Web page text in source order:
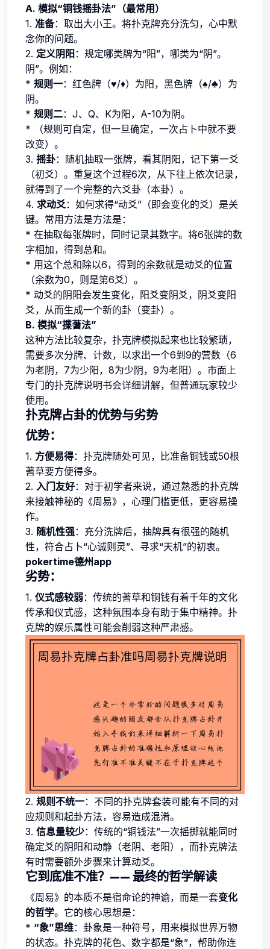
A. 模拟“铜钱摇卦法”（最常用）
1. 准备：取出大小王。将扑克牌充分洗匀，心中默
念你的问题。
2. 定义阴阳 ：规定哪类牌为“阳”，哪类为“阴”。
阴”。例如：
* 规则一：红色牌（♥/♦）为阳，黑色牌（♠/♣）为
阴。
* 规则二：J、Q、K为阳，A-10为阴。
* （规则可自定，但一旦确定，一次占卜中就不要
改变）。
3. 摇卦：随机抽取一张牌，看其阴阳，记下第一爻
（初爻）。重复这个过程6次，从下往上依次记录，
就得到了一个完整的六爻卦（本卦）。
4. 求动爻：如何求得“动爻”（即会变化的爻）是关
键。常用方法是方法是：
* 在抽取每张牌时，同时记录其数字。将6张牌的数
字相加，得到总和。
* 用这个总和除以6，得到的余数就是动爻的位置
（余数为0，则是第6爻）。
* 动爻的阴阳会发生变化，阳爻变阴爻，阴爻变阳
爻，从而生成一个新的卦（变卦）。
B. 模拟“揲蓍法”
这种方法比较复杂，扑克牌模拟起来也比较繁琐，
需要多次分牌、计数，以求出一个6到9的营数（6
为老阴，7为少阳，8为少阴，9为老阳）。市面上
专门的扑克牌说明书会详细讲解，但普通玩家较少
使用。
扑克牌占卦的优势与劣势
优势：
1. 方便易得：扑克牌随处可见，比准备铜钱或50根
蓍草要方便得多。
2. 入门友好：对于初学者来说，通过熟悉的扑克牌
来接触神秘的《周易》，心理门槛更低，更容易操
作。
3. 随机性强：充分洗牌后，抽牌具有很强的随机
性，符合占卜“心诚则灵”、寻求“天机”的初衷。
pokertime德州app
劣势：
1. 仪式感较弱：传统的蓍草和铜钱有着千年的文化
传承和仪式感，这种氛围本身有助于集中精神。扑
克牌的娱乐属性可能会削弱这种严肃感。
2. 规则不统一：不同的扑克牌套装可能有不同的对
应规则和起卦方法，容易造成混淆。
3. 信息量较少：传统的“铜钱法”一次摇掷就能同时
确定爻的阴阳和动静（老阴、老阳），而扑克牌法
有时需要额外步骤来计算动爻。
它到底准不准？—— 最终的哲学解读
《周易》的本质不是宿命论的神谕，而是一套变化
的哲学。它的核心思想是：
* “象”思维：卦象是一种符号，用来模拟世界万物
的状态。扑克牌的花色、数字都是“象”，帮助你连